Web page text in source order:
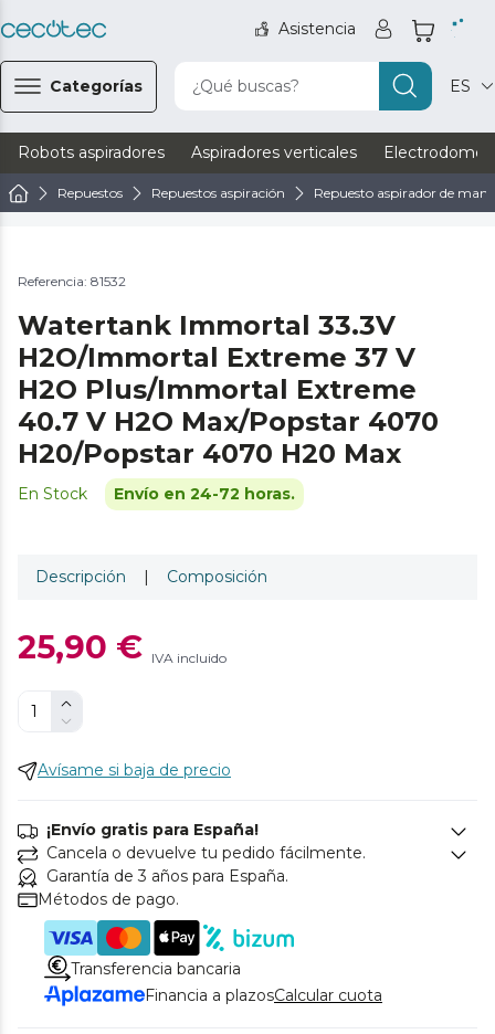
Asistencia
Categorías ¿Qué buscas? ES
Robots aspiradores Aspiradores verticales
Repuestos Repuestos aspiración Repuesto aspirador de mano
Referencia: 81532
Watertank Immortal 33.3V
H2O/Immortal Extreme 37 V
H2O Plus/Immortal Extreme
40.7 V H2O Max/Popstar 4070
H20/Popstar 4070 H20 Max
En Stock Envío en 24-72 horas.
Descripción | Composición
25,90 € IVA incluido
Avísame si baja de precio
¡Envío gratis para España!
Cancela o devuelve tu pedido fácilmente.
Garantía de 3 años para España.
Métodos de pago.
Transferencia bancaria
Financia a plazosCalcular cuota